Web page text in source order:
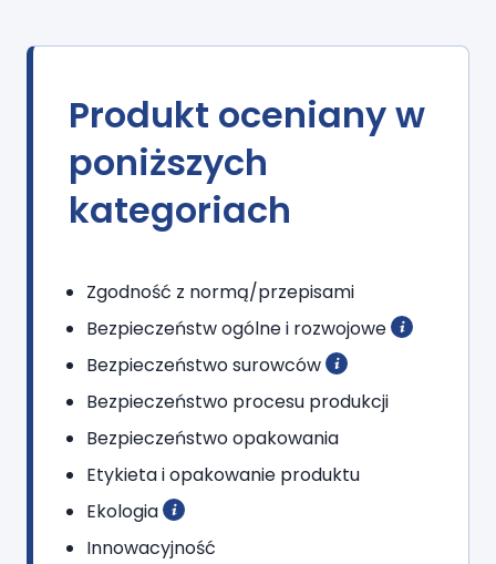
Produkt oceniany w
poniższych
kategoriach
Zgodność z normą/przepisami
Bezpieczeństw ogólne i rozwojowe
Bezpieczeństwo surowców
Bezpieczeństwo procesu produkcji
Bezpieczeństwo opakowania
Etykieta i opakowanie produktu
Ekologia
Innowacyjność